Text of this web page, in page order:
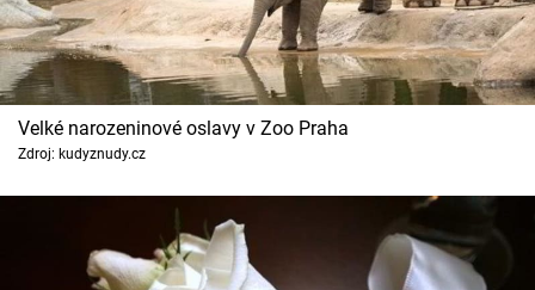
Velké narozeninové oslavy v Zoo Praha
Zdroj: kudyznudy.cz